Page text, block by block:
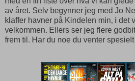
av året. Selv begynner jeg med Jo
klaffer havner på Kindelen min, i det
velkommen. Ellers ser jeg flere
frem til. Har du noe du venter